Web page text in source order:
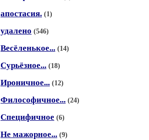
апостасия. (1)
удалено (546)
Весёленькое... (14)
Сурьёзное... (18)
Ироничное... (12)
Философичное... (24)
Специфичное (6)
Не мажорное... (9)